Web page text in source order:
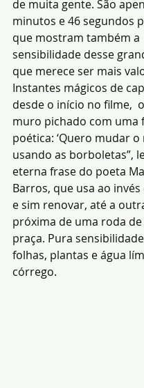
de muita gente. São
minutos e 46 segundos
que mostram também a
sensibilidade desse
que merece ser mais
Instantes mágicos de
desde o início no filme,
muro pichado com uma
poética: ‘Quero mudar
usando as borboletas”,
eterna frase do poeta
Barros, que usa ao invés
e sim renovar, até a
próxima de uma roda
praça. Pura
folhas, plantas e água
córrego.